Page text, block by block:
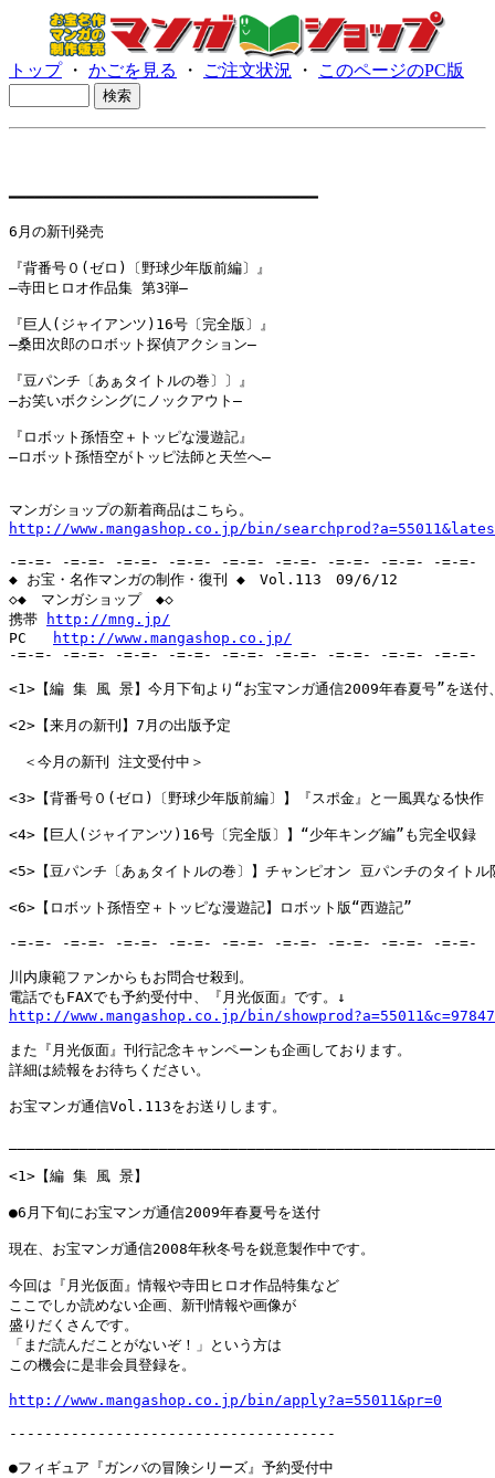
トップ・ かごを見る ・ ご注文状況 ・ このページのPC版
━━━━━━━━━━━━━━━━━━━━━━━━━━━━━━━━━━━
6月の新刊発売
『背番号０(ゼロ)〔野球少年版前編〕』
―寺田ヒロオ作品集 第3弾―
『巨人(ジャイアンツ)16号〔完全版〕』
―桑田次郎のロボット探偵アクション―
『豆パンチ〔あぁタイトルの巻〕〕』
―お笑いボクシングにノックアウト―
『ロボット孫悟空＋トッピな漫遊記』
―ロボット孫悟空がトッピ法師と天竺へ―
http://www.mangashop.co.jp/bin/
-=-=- -=-=- -=-=- -=-=- -=-=- -=-=- -=-=- -=-=- -=-=-
◆ お宝・名作マンガの制作・復刊 ◆　Vol.113　09/6/12
◇◆　マンガショップ　◆◇
携帯
http://mng.jp/
PC
http://www.mangashop.co.jp/
-=-=- -=-=- -=-=- -=-=- -=-=- -=-=- -=-=- -=-=- -=-=-
<1>【編 集 風 景】今月下旬より“お宝マンガ通信2009年春夏号”を送付
<2>【来月の新刊】7月の出版予定
＜今月の新刊 注文受付中＞
<3>【背番号０(ゼロ)〔野球少年版前編〕】『スポ金』と一風異なる快作
<4>【巨人(ジャイアンツ)16号〔完全版〕】“少年キング編”も完全収録
<5>【豆パンチ〔あぁタイトルの巻〕】チャンピオン 豆パンチのタイトル
<6>【ロボット孫悟空＋トッピな漫遊記】ロボット版“西遊記”
-=-=- -=-=- -=-=- -=-=- -=-=- -=-=- -=-=- -=-=- -=-=-
川内康範ファンからもお問合せ殺到。
http://www.mangashop.co.jp/bin/
また『月光仮面』刊行記念キャンペーンも企画しております。
詳細は続報をお待ちください。
お宝マンガ通信Vol.113をお送りします。
<1>【編 集 風 景】
●6月下旬にお宝マンガ通信2009年春夏号を送付
現在、お宝マンガ通信2008年秋冬号を鋭意製作中です。
今回は『月光仮面』情報や寺田ヒロオ作品特集など
ここでしか読めない企画、新刊情報や画像が
盛りだくさんです。
「まだ読んだことがないぞ！」という方は
この機会に是非会員登録を。
http://www.mangashop.co.jp/bin/apply?a=55011&pr=0
-------------------------------------
●フィギュア『ガンバの冒険シリーズ』予約受付中